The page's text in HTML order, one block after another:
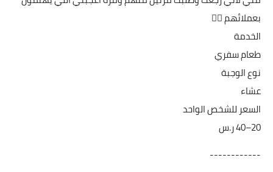
بعملائهم 👍🏻
الخدمة
طعام سفري
نوع الوجبة
عشاء
السعر للشخص الواحد
------------